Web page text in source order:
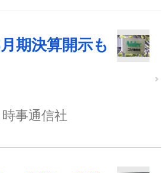
期決算開示も
時事通信社